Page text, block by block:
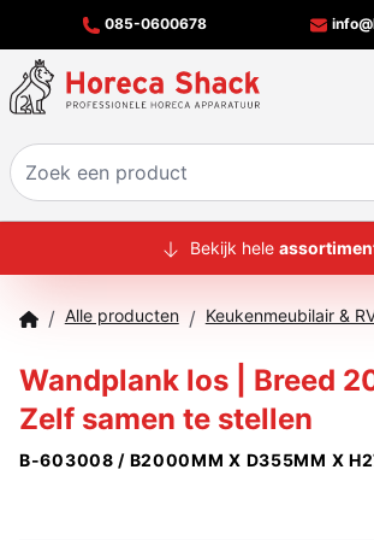
085-0600678
HOME
MERKEN
OFFERTECHECKER
CONTACT
Bekijk hele
/ Alle producten / Keukenmeubilair &
Wandplank los | Breed
Zelf samen te stellen
B-603008 / B2000MM X D355MM X